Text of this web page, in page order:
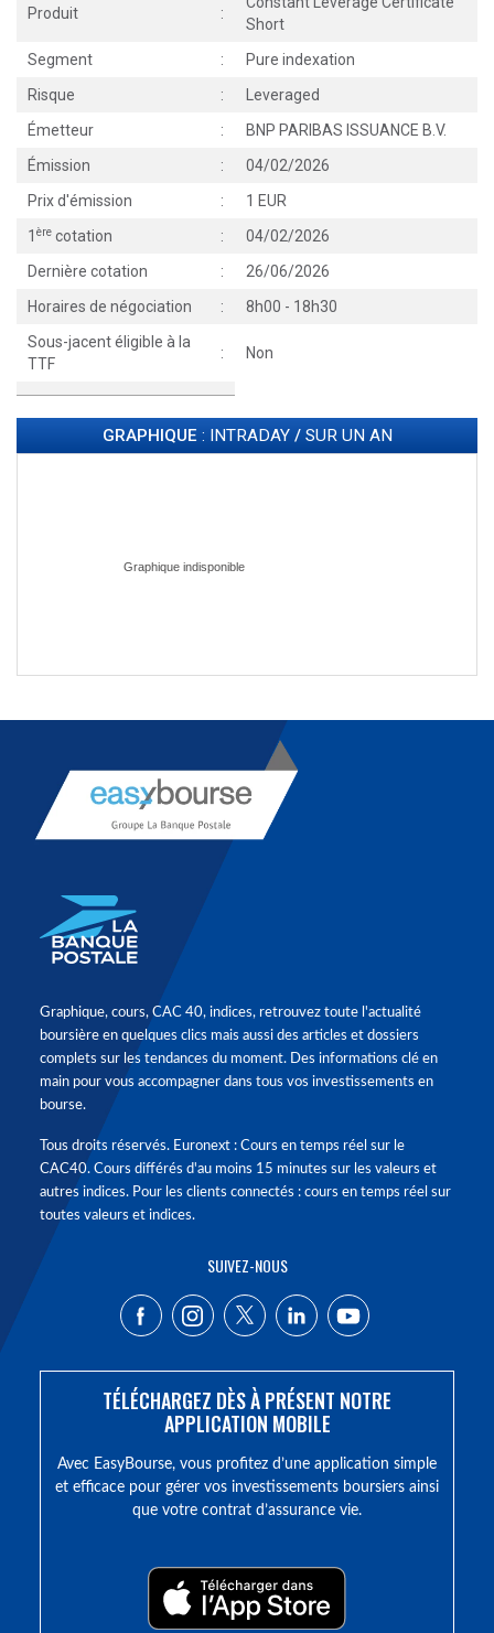
Produit :
Short
Segment
:
Pure indexation
Risque
:
Leveraged
Émetteur
:
BNP PARIBAS ISSUANCE B.V.
Émission
:
04/02/2026
Prix d'émission
:
1 EUR
1 ère cotation :
04/02/2026
Dernière cotation
:
26/06/2026
Horaires de négociation
:
8h00 - 18h30
Sous-jacent éligible à la
TTF
: Non
GRAPHIQUE : INTRADAY/ SUR UN AN
Graphique, cours, CAC 40, indices, retrouvez toute l'actualité
boursière en quelques clics mais aussi des articles et dossiers
complets sur les tendances du moment. Des informations clé en
main pour vous accompagner dans tous vos investissements en
bourse.
Tous droits réservés. Euronext : Cours en temps réel sur le
CAC40. Cours différés d'au moins 15 minutes sur les valeurs et
autres indices. Pour les clients connectés : cours en temps réel sur
toutes valeurs et indices.
SUIVEZ-NOUS
TÉLÉCHARGEZ DÈS À PRÉSENT NOTRE
APPLICATION MOBILE
Avec EasyBourse, vous profitez d’une application simple
et efficace pour gérer vos investissements boursiers ainsi
que votre contrat d’assurance vie.